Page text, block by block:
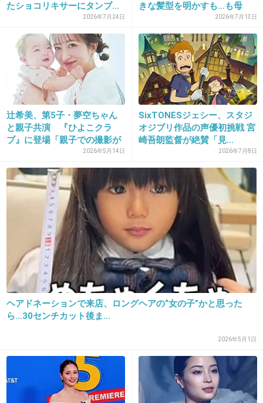
24. 匿名 2018/11/30(金) 18:24:26
池沼っぽいけどちゃんとしてる不思議な人www
+3 -2
25. 匿名2018/11/30(金) 18:26:45
ヤバい、私すごい太ったからめっちゃ1枚目のゆりやんに似
てる
髪型変えよう
26. 匿名2018/11/30(金) 18:34:19
言葉汚くて申し訳ないけど、クッッソつまら
ん！！
1度もこの人で笑ったことないや。
あと汚らしいのも嫌。声も聞き取り辛いし芸人
ただ英語ペラペラなのはスゴイと思うし、芸人
辞めてそちらを活かせる仕事に就かれては？
早く消えてほしい
たショコリキサーにタンブ...
2026年7月24日
きな髪型を明かすも…も母
2026年7月13日
辻希美、第5子・夢空ちゃん
と親子共演 『ひよこクラ
ブ』に登場「親子での撮影が
2026年5月14日
SixTONESジェシー、スタジ
オジブリ作品の声優初挑戦 宮
崎吾朗監督が絶賛「見...
2026年7月8日
ヘアドネーションで来店、ロングヘアの“女の子”かと思った
ら…30センチカット後ま...
2026年5月1日